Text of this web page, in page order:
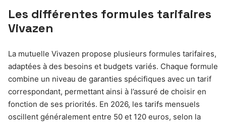
Les différentes formules tarifaires
Vivazen
La mutuelle Vivazen propose plusieurs formules tarifaires,
adaptées à des besoins et budgets variés. Chaque formule
combine un niveau de garanties spécifiques avec un tarif
correspondant, permettant ainsi à l’assuré de choisir en
fonction de ses priorités. En 2026, les tarifs mensuels
oscillent généralement entre 50 et 120 euros, selon la